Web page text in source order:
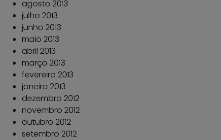
agosto 2013
julho 2013
junho 2013
maio 2013
abril 2013
março 2013
fevereiro 2013
janeiro 2013
dezembro 2012
novembro 2012
outubro 2012
setembro 2012